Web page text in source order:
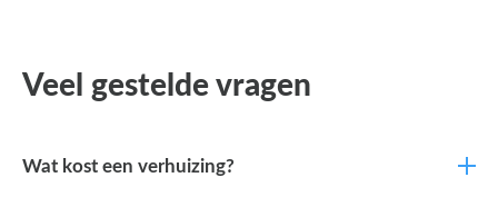
Veel gestelde vragen
Wat kost een verhuizing?